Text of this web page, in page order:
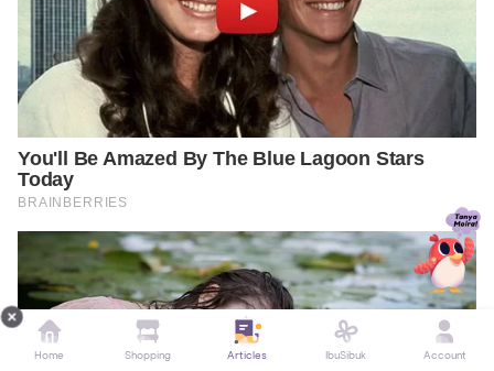
Home Shopping Articles IbuSibuk Account